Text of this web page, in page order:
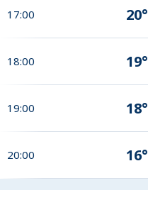
17:00 20°
18:00 19°
19:00 18°
20:00 16°